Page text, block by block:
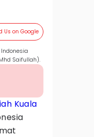
Us on Google
Saifullah).
Kuala